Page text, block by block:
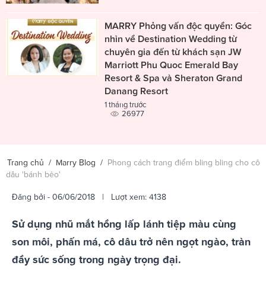
MARRY Phỏng vấn độc quyền: Góc
nhìn về Destination Wedding từ
chuyên gia đến từ khách sạn JW
Marriott Phu Quoc Emerald Bay
Resort & Spa và Sheraton Grand
Danang Resort
1 tháng trước
26977
Trang chủ / Marry Blog / Phong cách trang điểm bling bling cho cô
dâu 'bánh bèo'
Đăng bởi - 06/06/2018 | Lượt xem: 4138
Sử dụng nhũ mắt hồng lấp lánh tiệp màu cùng
son môi, phấn má, cô dâu trở nên ngọt ngào, tràn
đầy sức sống trong ngày trọng đại.